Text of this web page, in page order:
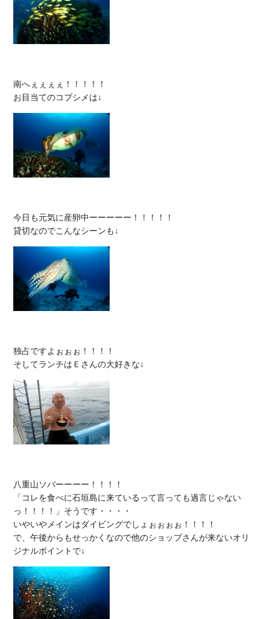
南へぇぇぇぇ！！！！！
今日も元気に産卵中ーーーーー！！！！！
独占ですよぉぉぉ！！！！
八重山ソバーーーー！！！！
「コレを食べに石垣島に来ているって言っても過言じゃない
っ！！！！」そうです・・・・
いやいやメインはダイビングでしょぉぉぉぉ！！！！
で、午後からもせっかくなので他のショップさんが来ないオリ